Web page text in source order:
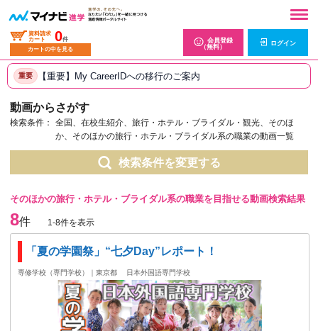
資料請求
カート
0件
カートの中を見る
会員登録
（無料）
ログイン
重要 【重要】My CareerIDへの移行のご案内
動画からさがす
検索条件：
全国、在校生紹介、旅行・ホテル・ブライダル・観光、そのほ
か、そのほかの旅行・ホテル・ブライダル系の職業の動画一覧
検索条件を変更する
そのほかの旅行・ホテル・ブライダル系の職業を目指せる動画検索結果
8件 1-8件を表示
「夏の学園祭」“七夕Day”レポート！
専修学校（専門学校）｜東京都 日本外国語専門学校